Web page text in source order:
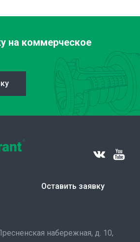
на коммерческое
Оставить заявку
набережная, д. 10,